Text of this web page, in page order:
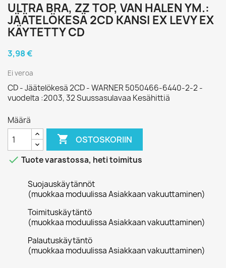
ULTRA BRA, ZZ TOP, VAN HALEN YM.:
JÄÄTELÖKESÄ 2CD KANSI EX LEVY EX
KÄYTETTY CD
3,98 €
Ei veroa
CD - Jäätelökesä 2CD - WARNER 5050466-6440-2-2 -
vuodelta :2003, 32 Suussasulavaa Kesähittiä
Määrä
 OSTOSKORIIN
 Tuote varastossa, heti toimitus
Suojauskäytännöt
(muokkaa moduulissa Asiakkaan vakuuttaminen)
Toimituskäytäntö
(muokkaa moduulissa Asiakkaan vakuuttaminen)
Palautuskäytäntö
(muokkaa moduulissa Asiakkaan vakuuttaminen)